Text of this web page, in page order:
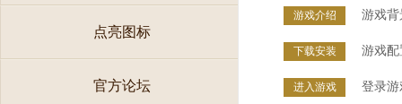
点亮图标
官方论坛
游戏介绍 游戏背
下载安装 游戏配
进入游戏 登录游